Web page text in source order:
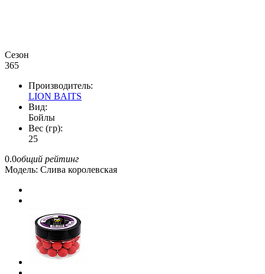
Сезон
365
Производитель:
LION BAITS
Вид:
Бойлы
Вес (гр):
25
0.0общий рейтинг
Модель: Слива королевская